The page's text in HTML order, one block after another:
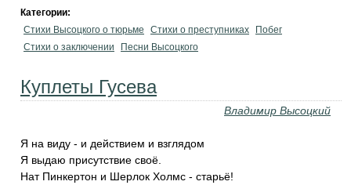
Категории:
Стихи Высоцкого о тюрьме
Стихи о преступниках
Побег
Стихи о заключении
Песни Высоцкого
Куплеты Гусева
Владимир Высоцкий
Я на виду - и действием и взглядом
Я выдаю присутствие своё.
Нат Пинкертон и Шерлок Холмс - старьё!